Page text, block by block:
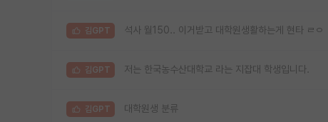
김GPT 석사 월150.. 이거받고 대학원생활하는게 현타 ㄹㅇ
김GPT 저는 한국농수산대학교 라는 지잡대 학생입니다.
김GPT 대학원생 분류